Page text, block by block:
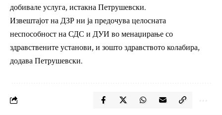
добивале услуга, истакна Петрушевски.
Извештајот на ДЗР ни ја предочува целосната
неспособност на СДС и ДУИ во менаџирање со
здравствените установи, и зошто здравството колабира,
додава Петрушевски.